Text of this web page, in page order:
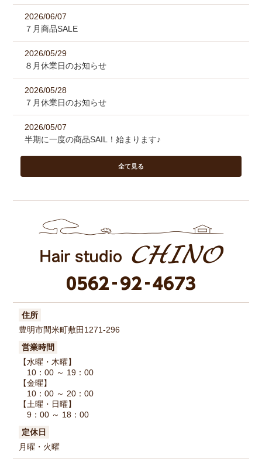
2026/06/07
７月商品SALE
2026/05/29
８月休業日のお知らせ
2026/05/28
７月休業日のお知らせ
2026/05/07
半期に一度の商品SAIL！始まります♪
全て見る
住所
豊明市間米町敷田1271-296
営業時間
【水曜・木曜】
10：00 ～ 19：00
【金曜】
10：00 ～ 20：00
【土曜・日曜】
9：00 ～ 18：00
定休日
月曜・火曜